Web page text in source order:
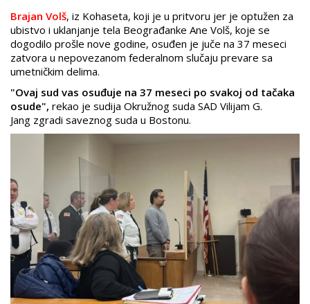
Brajan Volš, iz Kohaseta, koji je u pritvoru jer je optužen za
ubistvo i uklanjanje tela Beograđanke Ane Volš, koje se
dogodilo prošle nove godine, osuđen je juče na 37 meseci
zatvora u nepovezanom federalnom slučaju prevare sa
umetničkim delima.
"Ovaj sud vas osuđuje na 37 meseci po svakoj od tačaka
osude", rekao je sudija Okružnog suda SAD Vilijam G.
Jang zgradi saveznog suda u Bostonu.